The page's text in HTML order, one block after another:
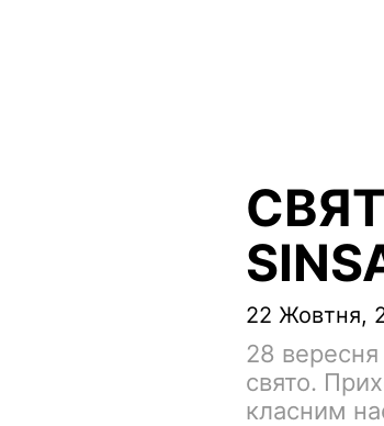
22 Жовтня,
28
свято.
класним